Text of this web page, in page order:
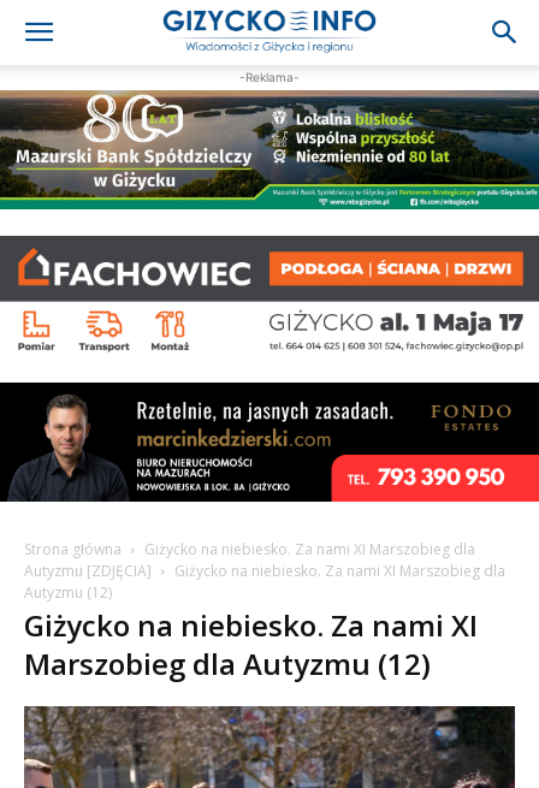
-Reklama-
Strona główna
Giżycko na niebiesko. Za nami XI Marszobieg dla
Autyzmu [ZDJĘCIA]
Giżycko na niebiesko. Za nami XI Marszobieg dla
Autyzmu (12)
Giżycko na niebiesko. Za nami XI
Marszobieg dla Autyzmu (12)